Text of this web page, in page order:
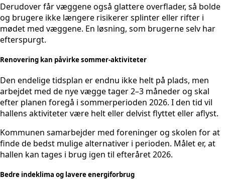
Derudover får væggene også glattere overflader, så bolde
og brugere ikke længere risikerer splinter eller rifter i
mødet med væggene. En løsning, som brugerne selv har
efterspurgt.
Renovering kan påvirke sommer-aktiviteter
Den endelige tidsplan er endnu ikke helt på plads, men
arbejdet med de nye vægge tager 2–3 måneder og skal
efter planen foregå i sommerperioden 2026. I den tid vil
hallens aktiviteter være helt eller delvist flyttet eller aflyst.
Kommunen samarbejder med foreninger og skolen for at
finde de bedst mulige alternativer i perioden. Målet er, at
hallen kan tages i brug igen til efteråret 2026.
Bedre indeklima og lavere energiforbrug